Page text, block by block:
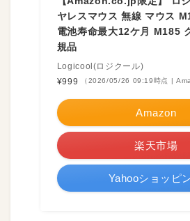
ヤレスマウス 無線 マウス
電池寿命最大12ケ月 M185
規品
Logicool(ロジクール)
¥999
（2026/05/26 09:19時点 |
Amazon
楽天市場
Yahooショッピ